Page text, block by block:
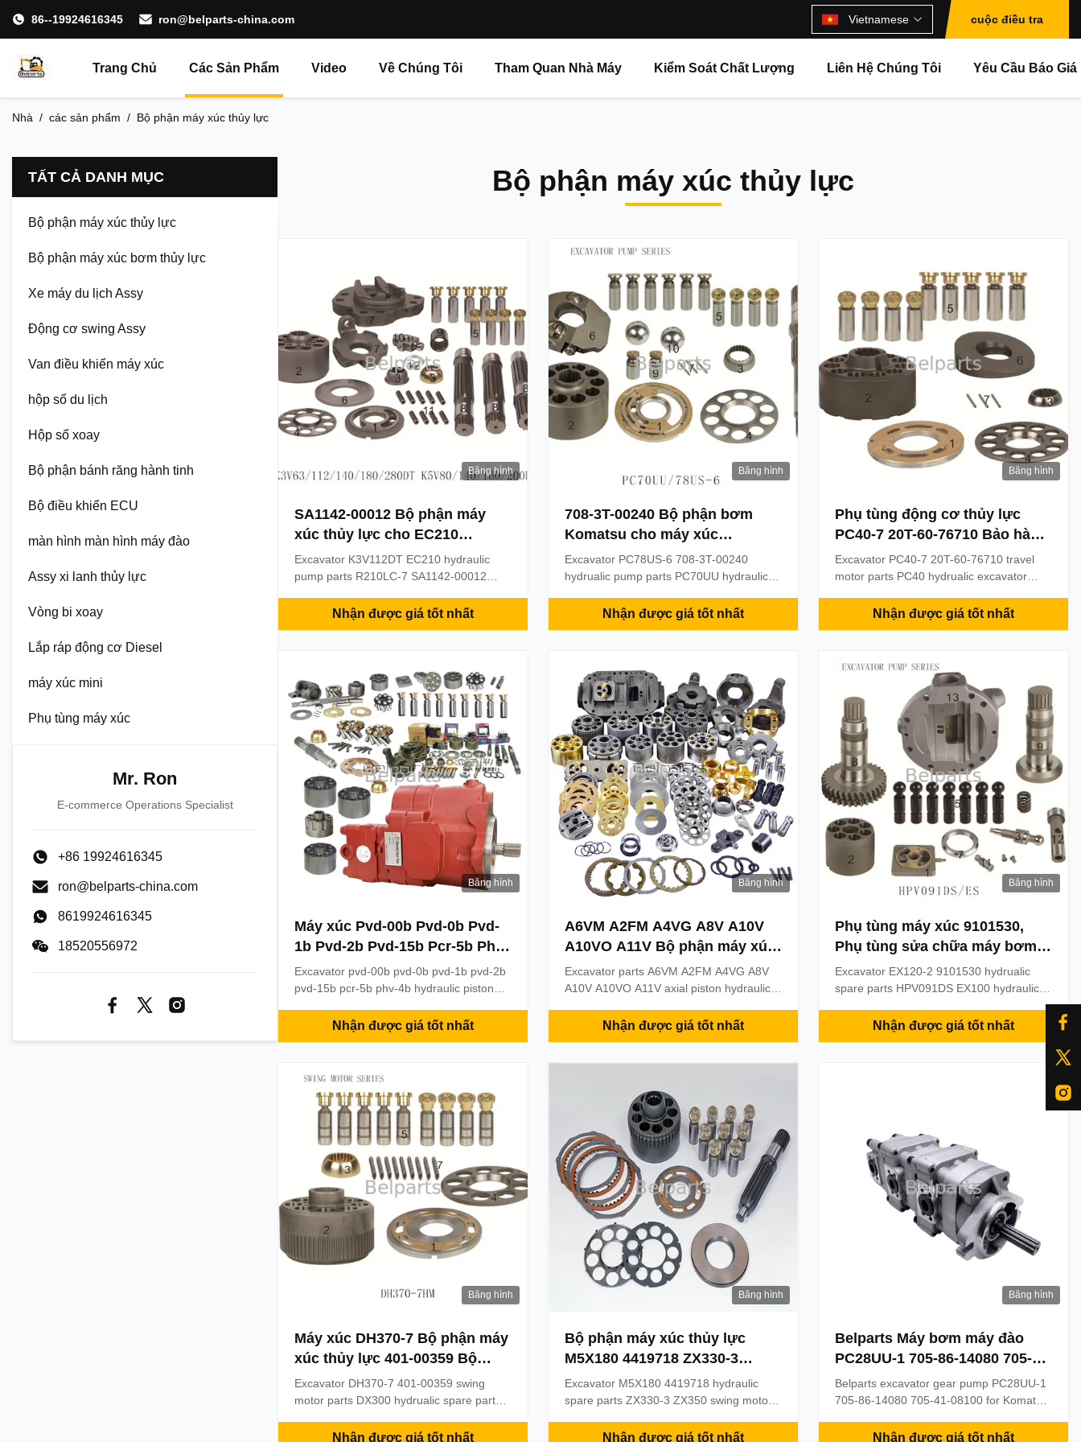
86--19924616345 ron@belparts-china.com Vietnamese cuộc điều tra
Trang Chủ Các Sản Phẩm Video Về Chúng Tôi Tham Quan Nhà Máy Kiểm Soát Chất Lượng Liên Hệ Chúng Tôi Yêu Cầu Báo Giá
Nhà / các sản phẩm / Bộ phận máy xúc thủy lực
TẤT CẢ DANH MỤC
Bộ phận máy xúc thủy lực
Bộ phận máy xúc bơm thủy lực
Xe máy du lịch Assy
Động cơ swing Assy
Van điều khiển máy xúc
hộp số du lịch
Hộp số xoay
Bộ phận bánh răng hành tinh
Bộ điều khiển ECU
màn hình màn hình máy đào
Assy xi lanh thủy lực
Vòng bi xoay
Lắp ráp động cơ Diesel
máy xúc mini
Phụ tùng máy xúc
Mr. Ron
E-commerce Operations Specialist
+86 19924616345
ron@belparts-china.com
8619924616345
18520556972
Bộ phận máy xúc thủy lực
Băng hình
SA1142-00012 Bộ phận máy
xúc thủy lực cho EC210
K3V112DT Bộ phận bơm
Excavator K3V112DT EC210 hydraulic
pump parts ​R210LC-7 SA1142-00012
description Product name Hydrualic pump
MOQ: 1 PCS Payment term: T /T & trade
assurance & ...
Nhận được giá tốt nhất
Băng hình
708-3T-00240 Bộ phận bơm
Komatsu cho máy xúc
PC78US-6 PC70UU
Excavator PC78US-6 708-3T-00240
hydrualic pump parts PC70UU hydraulic
name Hydraulic pump parts Place of
assurance & Paypal Delivery time: Within
2 ...
Nhận được giá tốt nhất
Băng hình
Phụ tùng động cơ thủy lực
PC40-7 20T-60-76710 Bảo hành
6 tháng
Excavator PC40-7 20T-60-76710 travel
motor parts PC40 hydrualic excavator
Travel motor parts Place of Origin:
Payment term: T /T & trade assurance &
Paypal Delivery time: Within 2 days after
Nhận được giá tốt nhất
Băng hình
Máy xúc Pvd-00b Pvd-0b Pvd-
1b Pvd-2b Pvd-15b Pcr-5b Phv-
4b Bộ dụng cụ sửa chữa máy
bơm piston thủy lực
Excavator pvd-00b pvd-0b pvd-1b pvd-2b
pvd-15b pcr-5b phv-4b hydraulic piston
Product description Product name
pvd-2b pvd-15b pcr-5b phv-4b Brand:
Nachi Excavator Weight: 15KG Payment
Nhận được giá tốt nhất
Băng hình
A6VM A2FM A4VG A8V A10V
A10VO A11V Bộ phận máy xúc
thủy lực trục Piston Bơm Bộ
dụng cụ sửa chữa động cơ
Rexroth
Excavator parts A6VM A2FM A4VG A8V
A10V A10VO A11V axial piston hydraulic
description Product name Hydraulic pump
Payment term: T /T & trade assurance &
Nhận được giá tốt nhất
Băng hình
Phụ tùng máy xúc 9101530,
Phụ tùng sửa chữa máy bơm
thủy lực EX120-2 EX100-2
Excavator EX120-2 9101530 hydrualic
spare parts HPV091DS EX100 hydraulic
name Hydraulic pump parts Place of
Nhận được giá tốt nhất
Băng hình
Máy xúc DH370-7 Bộ phận máy
xúc thủy lực 401-00359 Bộ
phận động cơ xoay
Excavator DH370-7 401-00359 swing
motor parts DX300 hydrualic spare parts
motor parts Place of Origin:
Nhận được giá tốt nhất
Băng hình
Bộ phận máy xúc thủy lực
M5X180 4419718 ZX330-3
ZX350 Bộ phận động cơ của
Hitachi
Excavator M5X180 4419718 hydraulic
spare parts ZX330-3 ZX350 swing motor
Excavator Part name hydraulic swing
Nhận được giá tốt nhất
Băng hình
Belparts Máy bơm máy đào
PC28UU-1 705-86-14080 705-
41-08100 Đối với các bộ phận
Komatsu
Belparts excavator gear pump PC28UU-1
705-86-14080 705-41-08100 for Komatsu
component in excavators, responsible for
Nhận được giá tốt nhất